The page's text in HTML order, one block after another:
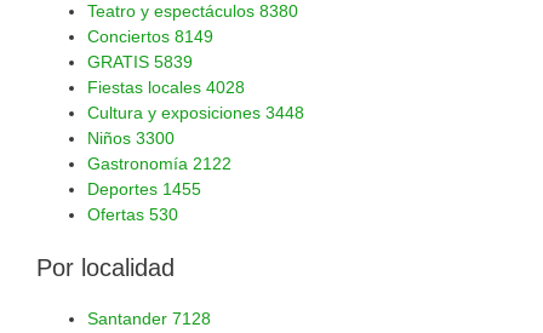
Teatro y espectáculos 8380
Conciertos 8149
GRATIS 5839
Fiestas locales 4028
Cultura y exposiciones 3448
Niños 3300
Gastronomía 2122
Deportes 1455
Ofertas 530
Por localidad
Santander 7128